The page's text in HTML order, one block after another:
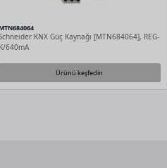
KNX Güç Kaynağı [MTN684064], REG-
K/640mA
Ürünü keşfedin